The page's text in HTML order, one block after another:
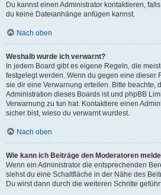
Du kannst einen Administrator kontaktieren,
du keine Dateianhänge anfügen kannst.
Nach oben
Weshalb wurde ich verwarnt?
In jedem Board gibt es eigene Regeln, die
festgelegt werden. Wenn du gegen eine dieser
sie dir eine Verwarnung erteilen. Bitte beachte,
Administration dieses Boards ist und phpBB
Verwarnung zu tun hat. Kontaktiere einen
sicher bist, wieso du verwarnt wurdest.
Nach oben
Wie kann ich Beiträge den Moderatoren
Wenn ein Administrator die entsprechenden
siehst du eine Schaltfläche in der Nähe des
Du wirst dann durch die weiteren Schritte